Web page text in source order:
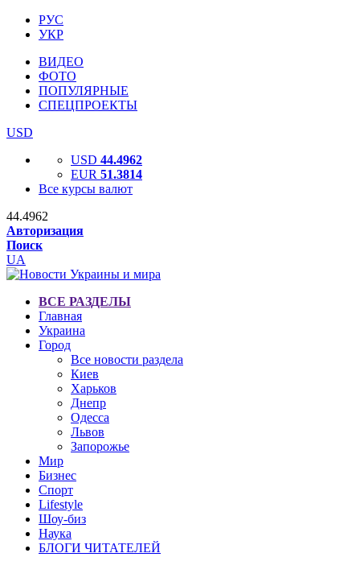
РУС
УКР
ВИДЕО
ФОТО
ПОПУЛЯРНЫЕ
СПЕЦПРОЕКТЫ
USD
USD 44.4962
EUR 51.3814
Все курсы валют
44.4962
Авторизация
Поиск
UA
ВСЕ РАЗДЕЛЫ
Главная
Украина
Город
Все новости раздела
Киев
Харьков
Днепр
Одесса
Львов
Запорожье
Мир
Бизнес
Спорт
Lifestyle
Шоу-биз
Наука
БЛОГИ ЧИТАТЕЛЕЙ